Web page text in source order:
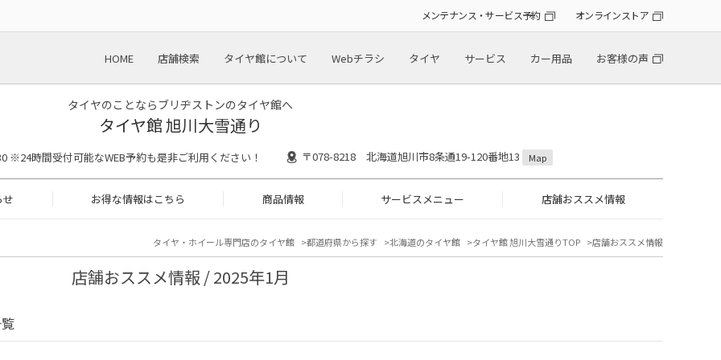
メンテナンス・サービス予約 オンラインストア
HOME 店舗検索 タイヤ館について Webチラシ タイヤ サービス カー用品 お客様の声
タイヤのことならブリヂストンのタイヤ館へ
タイヤ館 旭川大雪通り
※24時間受付可能なWEB予約も是非ご利用ください！ 〒078-8218 北海道旭川市8条通19-120番地13 Map
せ お得な情報はこちら 商品情報 サービスメニュー 店舗おススメ情報
タイヤ・ホイール専門店のタイヤ館 都道府県から探す 北海道のタイヤ館 タイヤ館 旭川大雪通りTOP 店舗おススメ情報
店舗おススメ情報 / 2025年1月